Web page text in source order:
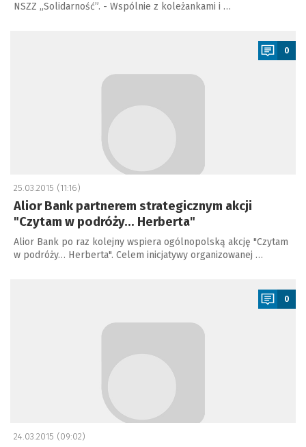
NSZZ „Solidarność”. - Wspólnie z koleżankami i …
0
25.03.2015 (11:16)
Alior Bank partnerem strategicznym akcji
"Czytam w podróży… Herberta"
Alior Bank po raz kolejny wspiera ogólnopolską akcję "Czytam
w podróży… Herberta". Celem inicjatywy organizowanej …
0
24.03.2015 (09:02)